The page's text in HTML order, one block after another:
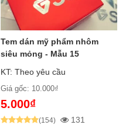
Tem dán mỹ phẩm nhôm
siêu mỏng - Mẫu 15
KT: Theo yêu cầu
Giá gốc: 10.000₫
5.000₫
(154) 131